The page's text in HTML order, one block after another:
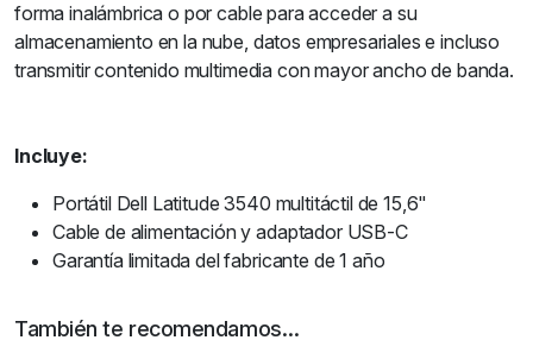
forma inalámbrica o por cable para acceder a su
almacenamiento en la nube, datos empresariales e incluso
transmitir contenido multimedia con mayor ancho de banda.
Incluye:
Portátil Dell Latitude 3540 multitáctil de 15,6"
Cable de alimentación y adaptador USB-C
Garantía limitada del fabricante de 1 año
También te recomendamos…